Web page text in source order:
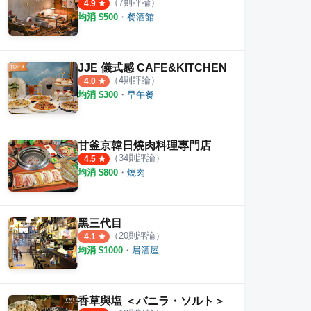
4.9 （7則評論）
均消 $500 ・ 餐酒館
JJE 儀式感 CAFE&KITCHEN
4.0 （4則評論）
均消 $300 ・ 早午餐
甘釜京韓日燒肉料理專門店
4.5 （34則評論）
均消 $800 ・ 燒肉
黑三代目
4.1 （20則評論）
均消 $1000 ・ 居酒屋
香草與塩 ＜バニラ・ソルト＞